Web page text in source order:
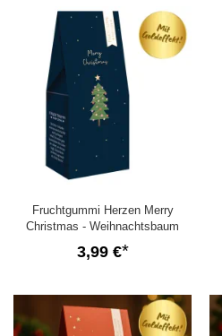
Fruchtgummi Herzen Merry
Christmas - Weihnachtsbaum
3,99 €